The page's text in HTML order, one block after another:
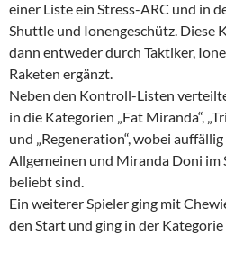
einer Liste ein Stress-ARC und in
Shuttle und Ionengeschütz. Diese
dann entweder durch Taktiker,
Raketen ergänzt.
Neben den Kontroll-Listen
in die Kategorien „Fat Miranda“,
und „Regeneration“, wobei
Allgemeinen und Miranda Doni im
beliebt sind.
Ein weiterer Spieler ging mit
den Start und ging in der Kategorie